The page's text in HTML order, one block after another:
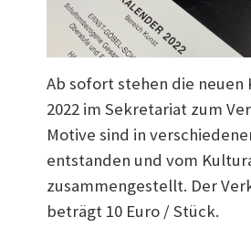
Ab sofort stehen die neuen
2022 im Sekretariat zum
Motive sind in
entstanden und vom
zusammengestellt. Der
beträgt 10 Euro / Stück.